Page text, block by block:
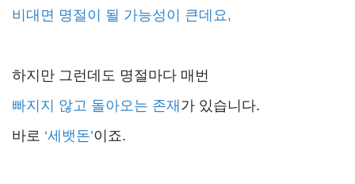
비대면 명절이 될 가능성이 큰데요,
하지만 그런데도 명절마다 매번
빠지지 않고 돌아오는 존재 가 있습니다.
바로 ‘세뱃돈’이죠.